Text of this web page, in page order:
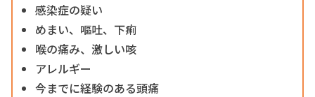
感染症の疑い
めまい、嘔吐、下痢
喉の痛み、激しい咳
アレルギー
今までに経験のある頭痛